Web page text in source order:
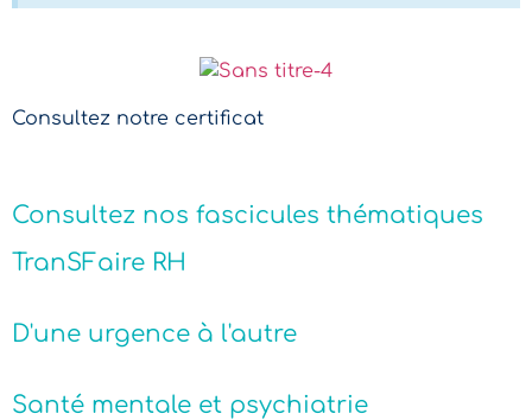
Consultez notre certificat
Consultez nos fascicules thématiques
TranSFaire RH
D'une urgence à l'autre
Santé mentale et psychiatrie